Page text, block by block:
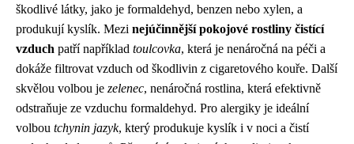
škodlivé látky, jako je formaldehyd, benzen nebo xylen, a
produkují kyslík. Mezi nejúčinnější pokojové rostliny čistící
vzduch patří například toulcovka, která je nenáročná na péči a
dokáže filtrovat vzduch od škodlivin z cigaretového kouře. Další
skvělou volbou je zelenec, nenáročná rostlina, která efektivně
odstraňuje ze vzduchu formaldehyd. Pro alergiky je ideální
volbou tchynin jazyk, který produkuje kyslík i v noci a čistí